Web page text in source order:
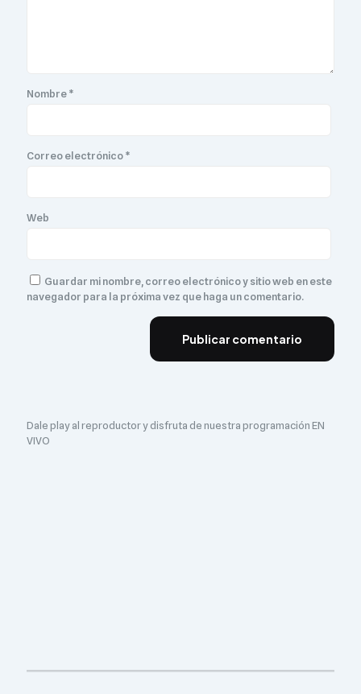
Nombre*
Correo electrónico*
Web
Guardar mi nombre, correo electrónico y sitio web en este
navegador para la próxima vez que haga un comentario.
Dale play al reproductor y disfruta de nuestra programación EN
VIVO